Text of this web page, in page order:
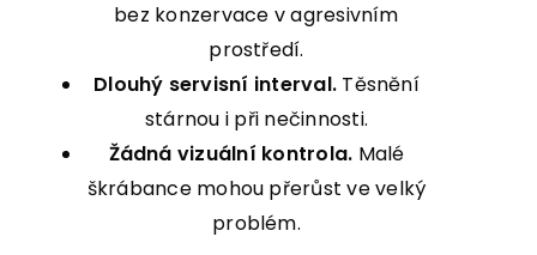
bez konzervace v agresivním
prostředí.
Dlouhý servisní interval. Těsnění
stárnou i při nečinnosti.
Žádná vizuální kontrola. Malé
škrábance mohou přerůst ve velký
problém.